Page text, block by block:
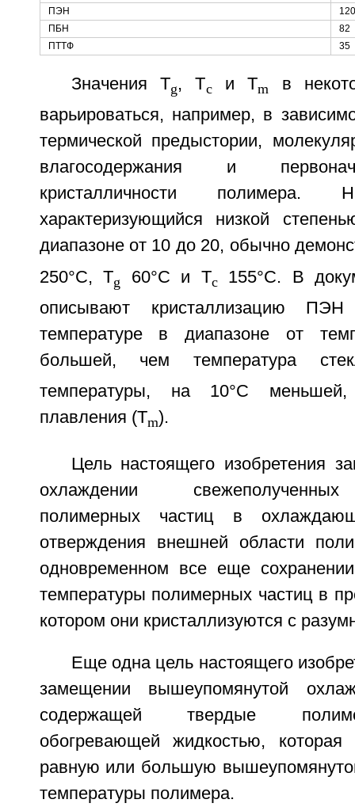
ПЭН
120
ПБН
82
ПТТФ
35
Значения Tg, Tcи Tm
в
варьироваться, например, в
термической предыстории,
влагосодержания и
кристалличности полимера.
характеризующийся низкой
диапазоне от 10 до 20, обычно
250°С, Tg 60°С и Tc155°С. В
описывают кристаллизацию
температуре в диапазоне от
большей, чем температура
температуры, на 10°С меньшей,
плавления (Tm).
Цель настоящего изобретения
охлаждении
полимерных частиц в
отверждения внешней области
одновременном все еще
температуры полимерных частиц в
котором они кристаллизуются с
Еще одна цель настоящего
замещении вышеупомянутой
содержащей твердые
обогревающей жидкостью, которая
равную или большую
температуры полимера.